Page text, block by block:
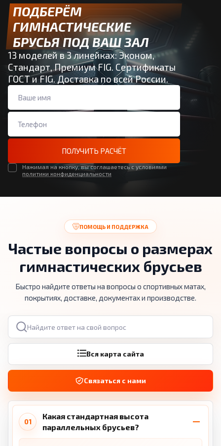
ПОДБЕРЁМ
ГИМНАСТИЧЕСКИЕ
БРУСЬЯ ПОД ВАШ ЗАЛ
13 моделей в 3 линейках: Эконом,
Стандарт, Премиум FIG. Сертификаты
ГОСТ и FIG. Доставка по всей России.
ПОЛУЧИТЬ РАСЧЁТ
Нажимая на кнопку, вы соглашаетесь с условиями
политики конфиденциальности
ПОМОЩЬ И ПОДДЕРЖКА
Частые вопросы о размерах
гимнастических брусьев
Быстро найдите ответы на вопросы о спортивных матах,
покрытиях, доставке, документах и производстве.
Поиск по вопросам
Вся карта сайта
Связаться с нами
01
Какая стандартная высота
параллельных брусьев?